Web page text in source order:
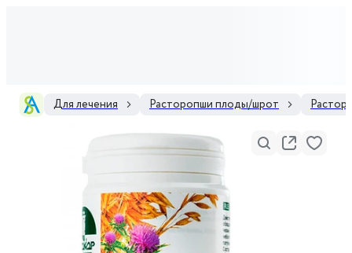
Для лечения Расторопши плоды/шрот